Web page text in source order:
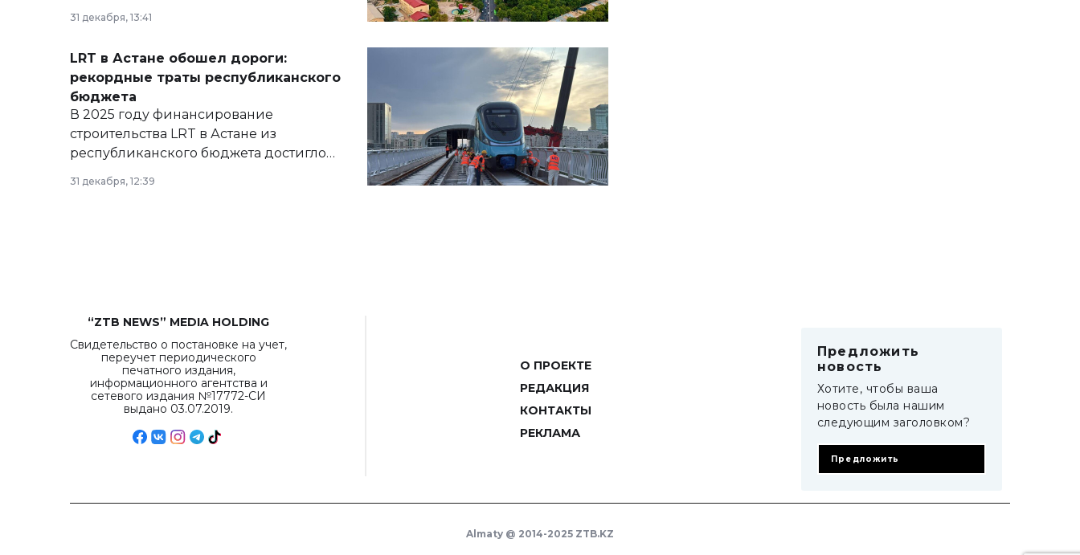
базе нормативных правовых актов и на
сайте маслихат города.
31 декабря, 13:41
LRT в Астане обошел дороги:
рекордные траты республиканского
бюджета
В 2025 году финансирование
строительства LRT в Астане из
республиканского бюджета достигло
рекордных объемов.
31 декабря, 12:39
“ZTB NEWS” MEDIA HOLDING
Свидетельство о постановке на учет,
переучет периодического
печатного издания,
информационного агентства и
сетевого издания №17772-СИ
выдано 03.07.2019.
О ПРОЕКТЕ
РЕДАКЦИЯ
КОНТАКТЫ
РЕКЛАМА
Предложить
новость
Хотите, чтобы ваша
новость была нашим
следующим заголовком?
Предложить
Almaty @ 2014-2025 ZTB.KZ